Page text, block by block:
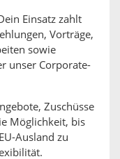
Einsatz zahlt
Vorträge,
sowie
unser Corporate-
Zuschüsse
Möglichkeit, bis
Ausland zu